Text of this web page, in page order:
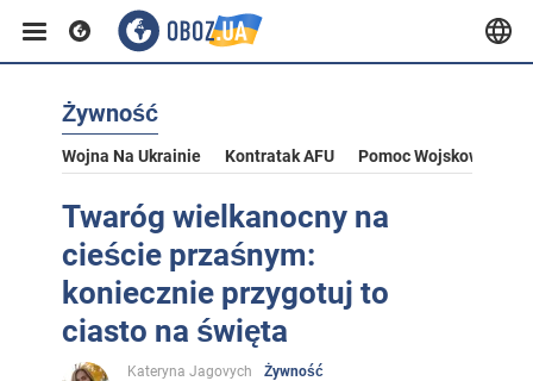
Żywność
Wojna Na Ukrainie Kontratak AFU Pomoc Wojskowa Dla
Twaróg wielkanocny na
cieście przaśnym:
koniecznie przygotuj to
ciasto na święta
Kateryna Jagovych
Żywność